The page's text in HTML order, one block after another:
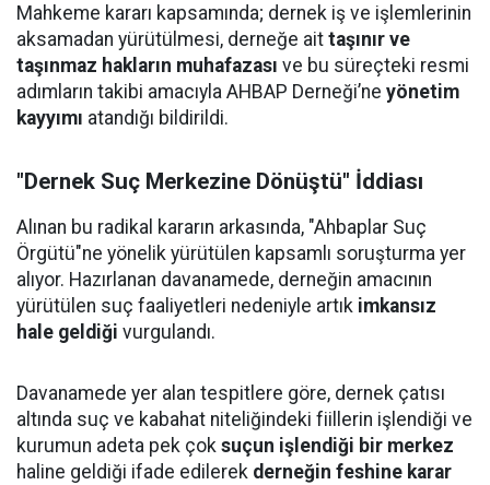
Mahkeme kararı kapsamında; dernek iş ve işlemlerinin
aksamadan yürütülmesi, derneğe ait taşınır ve
taşınmaz hakların muhafazası ve bu süreçteki resmi
adımların takibi amacıyla AHBAP Derneği’ne yönetim
kayyımı atandığı bildirildi.
"Dernek Suç Merkezine Dönüştü" İddiası
Alınan bu radikal kararın arkasında, "Ahbaplar Suç
Örgütü"ne yönelik yürütülen kapsamlı soruşturma yer
alıyor. Hazırlanan davanamede, derneğin amacının
yürütülen suç faaliyetleri nedeniyle artık imkansız
hale geldiği vurgulandı.
Davanamede yer alan tespitlere göre, dernek çatısı
altında suç ve kabahat niteliğindeki fiillerin işlendiği ve
kurumun adeta pek çok suçun işlendiği bir merkez
haline geldiği ifade edilerek derneğin feshine karar